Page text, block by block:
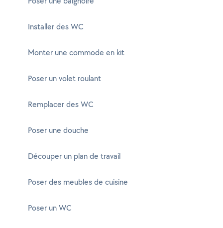
Installer des WC
Monter une commode en kit
Poser un volet roulant
Remplacer des WC
Poser une douche
Découper un plan de travail
Poser des meubles de cuisine
Poser un WC